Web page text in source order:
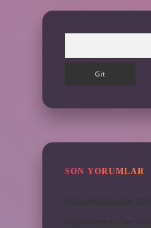
SON YORUMLAR